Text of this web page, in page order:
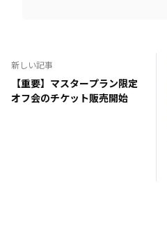
新しい記事
【重要】マスタープラン限定
オフ会のチケット販売開始